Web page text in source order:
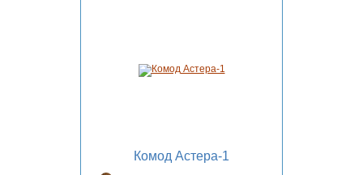
Комод Астера-1